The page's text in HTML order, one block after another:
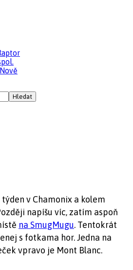
v Chamonix a kolem
napíšu víc, zatím aspoň
na SmugMugu. Tentokrát
s fotkama hor. Jedna na
vpravo je Mont Blanc.